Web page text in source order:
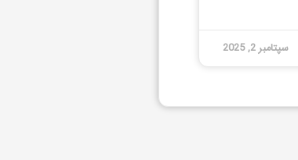
سپتامبر 2, 2025